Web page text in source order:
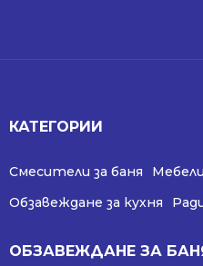
КАТЕГОРИИ
Смесители за баня
Обзавеждане за кухня
ОБЗАВЕЖДАНЕ ЗА